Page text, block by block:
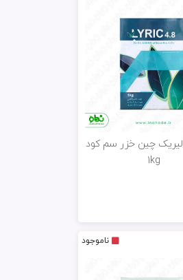
آهن 4/8 لیریک چین خزر سم کود
1kg
ناموجود